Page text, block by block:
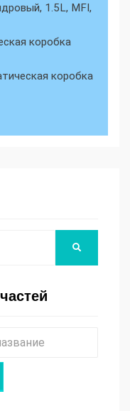
1.5L, MFI,
коробка
коробка